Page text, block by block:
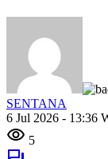
SENTANA
6 Jul 2026 - 13:36
5